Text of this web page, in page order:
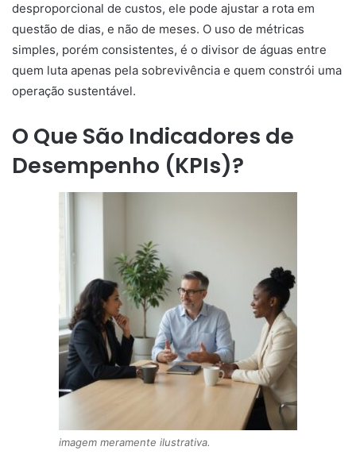
desproporcional de custos, ele pode ajustar a rota em
questão de dias, e não de meses. O uso de métricas
simples, porém consistentes, é o divisor de águas entre
quem luta apenas pela sobrevivência e quem constrói uma
operação sustentável.
O Que São Indicadores de
Desempenho (KPIs)?
imagem meramente ilustrativa.